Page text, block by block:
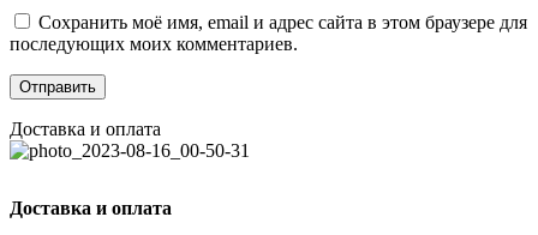
Сохранить моё имя, email и адрес сайта в этом браузере для
последующих моих комментариев.
Доставка и оплата
Доставка и оплата